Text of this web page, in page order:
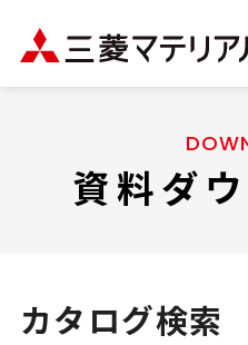
資料ダ
カタログ検索